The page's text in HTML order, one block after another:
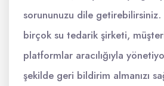
sorununuzu dile
birçok su tedarik şirketi,
platformlar aracılığıyla
şekilde geri bildirim almanızı